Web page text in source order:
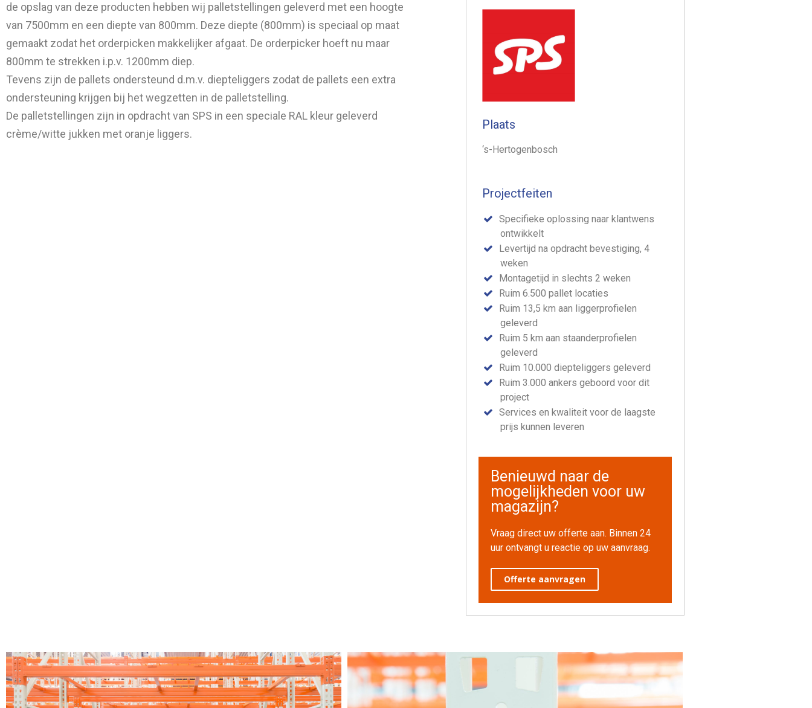
de opslag van deze producten hebben wij palletstellingen geleverd met een hoogte
van 7500mm en een diepte van 800mm. Deze diepte (800mm) is speciaal op maat
gemaakt zodat het orderpicken makkelijker afgaat. De orderpicker hoeft nu maar
800mm te strekken i.p.v. 1200mm diep.
Tevens zijn de pallets ondersteund d.m.v. diepteliggers zodat de pallets een extra
ondersteuning krijgen bij het wegzetten in de palletstelling.
De palletstellingen zijn in opdracht van SPS in een speciale RAL kleur geleverd
crème/witte jukken met oranje liggers.
Plaats
‘s-Hertogenbosch
Projectfeiten
Specifieke oplossing naar klantwens
ontwikkelt
Levertijd na opdracht bevestiging, 4
weken
Montagetijd in slechts 2 weken
Ruim 6.500 pallet locaties
Ruim 13,5 km aan liggerprofielen
geleverd
Ruim 5 km aan staanderprofielen
geleverd
Ruim 10.000 diepteliggers geleverd
Ruim 3.000 ankers geboord voor dit
project
Services en kwaliteit voor de laagste
prijs kunnen leveren
Benieuwd naar de
mogelijkheden voor uw
magazijn?
Vraag direct uw offerte aan. Binnen 24
uur ontvangt u reactie op uw aanvraag.
Offerte aanvragen